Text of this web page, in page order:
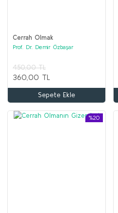
Cerrah Olmak
Prof. Dr. Demir Özbaşar
450,00 TL
360,00 TL
Sepete Ekle
%20